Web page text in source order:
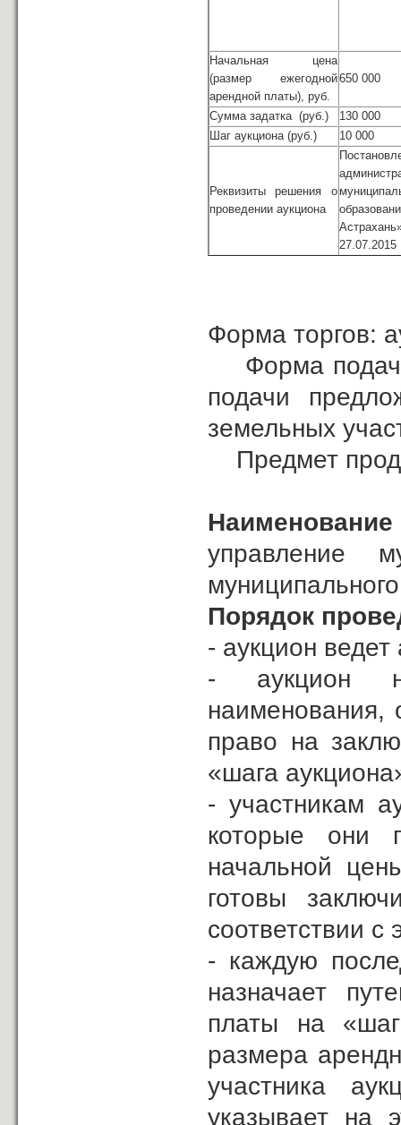
Начальная цена
(размер ежегодной
арендной платы), руб.
650 000
Сумма задатка (руб.)
130 000
Шаг аукциона (руб.)
10 000
Реквизиты решения о
проведении аукциона
Форма торгов:
Форма
подачи
земельных
Предмет
управление
Порядок
- аукцион ведет
- аукцион
наименования,
право на
«шага
- участникам
которые они
начальной
готовы
соответствии
- каждую
назначает
платы на
размера
участника
указывает на